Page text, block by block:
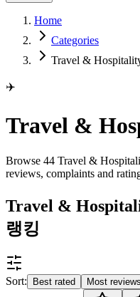
Home
Categories
Travel &
✈️
Travel &
Browse 44 Travel &
reviews, complaints and
Travel &
랭킹
Sort: Best rated Most reviews